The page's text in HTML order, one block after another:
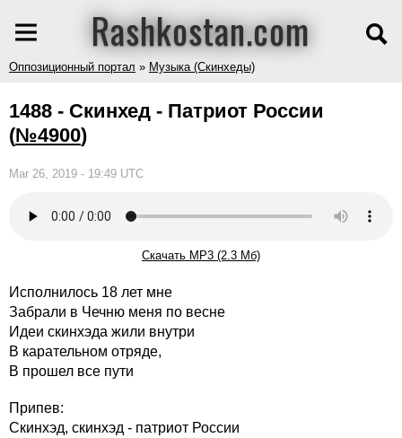
Rashkostan.com
Оппозиционный портал » Музыка (Скинхеды)
1488 - Скинхед - Патриот России
(№4900)
Mar 26, 2019 - 19:49 UTC
Скачать MP3 (2.3 Мб)
Исполнилось 18 лет мне
Забрали в Чечню меня по весне
Идеи скинхэда жили внутри
В карательном отряде,
В прошел все пути
Припев:
Скинхэд, скинхэд - патриот России